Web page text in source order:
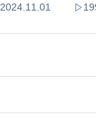
2024.11.01